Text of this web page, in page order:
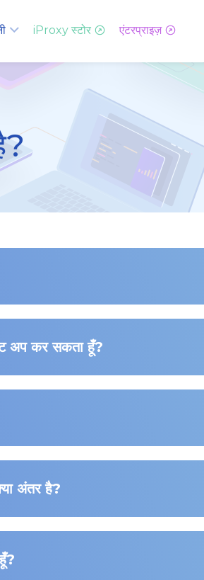
iProxy स्टोर एंटरप्राइज़
अप कर सकता हूँ?
अंतर है?